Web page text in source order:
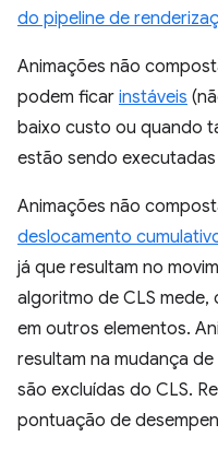
do pipeline de
Animações não
podem ficar instáveis
baixo custo ou quando
estão sendo
Animações não
deslocamento
já que resultam no
algoritmo de CLS
em outros elementos.
resultam na mudança
são excluídas do CLS.
pontuação de